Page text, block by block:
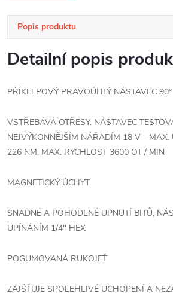
Popis produktu
Detailní popis
PŘÍKLEPOVÝ PRAVOÚHLÝ NÁSTAVEC 90°
VSTŘEBÁVÁ OTŘESY. NÁSTAVEC
NEJVÝKONNĚJŠÍM NÁŘADÍM 18 V -
226 NM, MAX. RYCHLOST 3600 OT / MIN
MAGNETICKÝ ÚCHYT
SNADNÉ A POHODLNÉ UPNUTÍ BITŮ,
UPÍNÁNÍM 1/4" HEX
POGUMOVANÁ RUKOJEŤ
ZAJŠŤUJE SPOLEHLIVÉ UCHOPENÍ A